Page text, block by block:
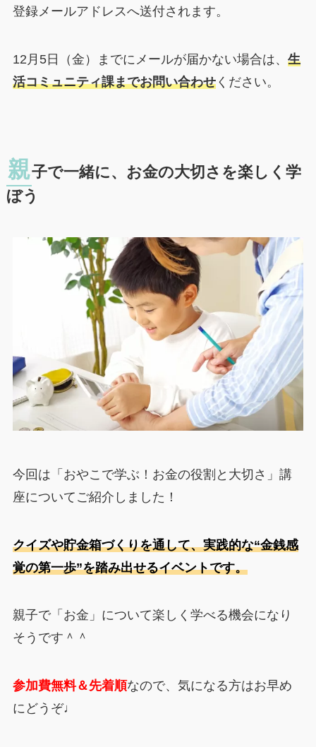
登録メールアドレスへ送付されます。
12月5日（金）までにメールが届かない場合は、 生
活コミュニティ課までお問い合わせください。
親子で一緒に、お金の大切さを楽しく学
ぼう
今回は「おやこで学ぶ！お金の役割と大切さ」講
座についてご紹介しました！
クイズや貯金箱づくりを通して、実践的な“金銭感
覚の第一歩”を踏み出せるイベントです。
親子で「お金」について楽しく学べる機会になり
そうです＾＾
参加費無料＆先着順なので、気になる方はお早め
にどうぞ♩